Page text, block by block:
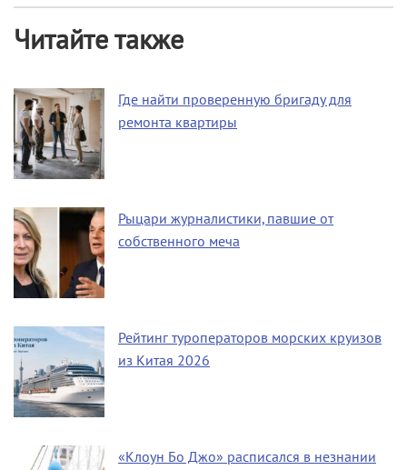
Читайте также
Где найти проверенную бригаду для
ремонта квартиры
Рыцари журналистики, павшие от
собственного меча
Рейтинг туроператоров морских круизов
из Китая 2026
«Клоун Бо Джо» расписался в незнании